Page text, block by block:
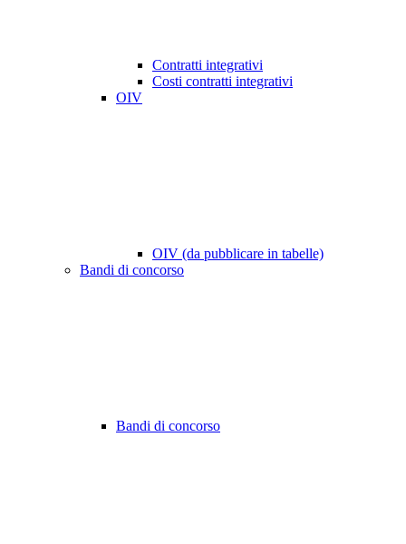
Contratti integrativi
Costi contratti integrativi
OIV
OIV (da pubblicare in tabelle)
Bandi di concorso
Bandi di concorso